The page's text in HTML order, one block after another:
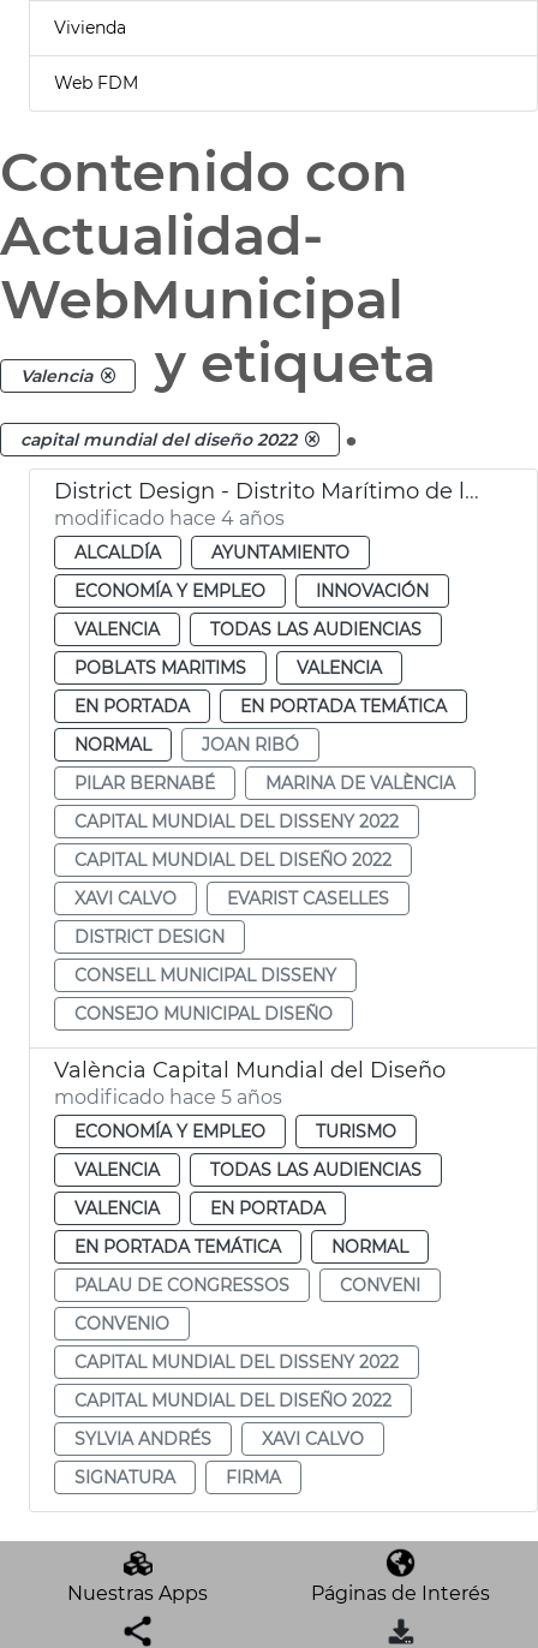
Vivienda
Web FDM
Contenido con
Actualidad-
WebMunicipal
Valencia y etiqueta
capital mundial del diseño 2022 .
District Design - Distrito Marítimo de la Innovación y la Creatividad
modificado hace 4 años
ALCALDÍA
AYUNTAMIENTO
ECONOMÍA Y EMPLEO
INNOVACIÓN
VALENCIA
TODAS LAS AUDIENCIAS
POBLATS MARITIMS
VALENCIA
EN PORTADA
EN PORTADA TEMÁTICA
NORMAL
JOAN RIBÓ
PILAR BERNABÉ
MARINA DE VALÈNCIA
CAPITAL MUNDIAL DEL DISSENY 2022
CAPITAL MUNDIAL DEL DISEÑO 2022
XAVI CALVO
EVARIST CASELLES
DISTRICT DESIGN
CONSELL MUNICIPAL DISSENY
CONSEJO MUNICIPAL DISEÑO
València Capital Mundial del Diseño
modificado hace 5 años
ECONOMÍA Y EMPLEO
TURISMO
VALENCIA
TODAS LAS AUDIENCIAS
VALENCIA
EN PORTADA
EN PORTADA TEMÁTICA
NORMAL
PALAU DE CONGRESSOS
CONVENI
CONVENIO
CAPITAL MUNDIAL DEL DISSENY 2022
CAPITAL MUNDIAL DEL DISEÑO 2022
SYLVIA ANDRÉS
XAVI CALVO
SIGNATURA
FIRMA
Nuestras Apps Páginas de Interés